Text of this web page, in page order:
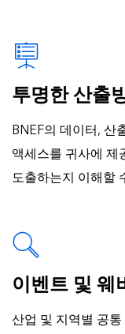
투명한 산출
BNEF의 데이터, 산
액세스를 귀사에 제
도출하는지 이해할
이벤트 및 웨
산업 및 지역별 공